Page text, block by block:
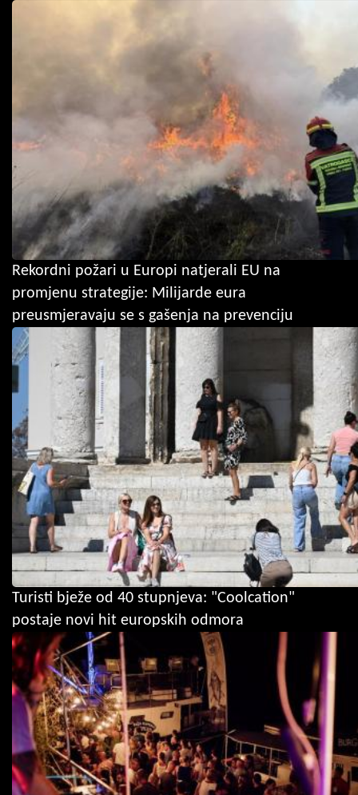
Rekordni požari u Europi natjerali EU na
promjenu strategije: Milijarde eura
preusmjeravaju se s gašenja na prevenciju
Turisti bježe od 40 stupnjeva: "Coolcation"
postaje novi hit europskih odmora